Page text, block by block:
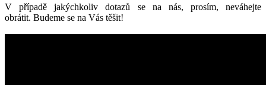
V případě jakýchkoliv dotazů se na nás, prosím, neváhejte
obrátit. Budeme se na Vás těšit!